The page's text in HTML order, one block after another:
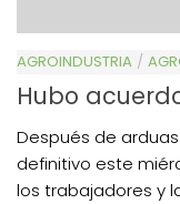
AGROINDUSTRIA /
Hubo
Después de
definitivo este
los trabajadores y